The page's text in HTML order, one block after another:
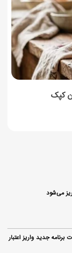
برنامه جدید واریز اعتبار
کپک